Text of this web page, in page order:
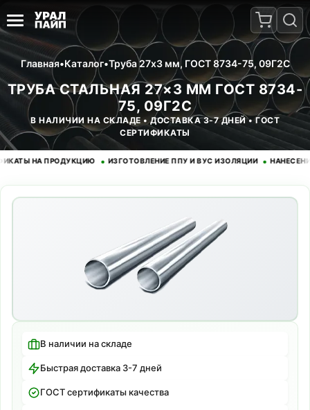
Главная•Каталог•Труба 27x3 мм, ГОСТ 8734-75, 09Г2С
ТРУБА СТАЛЬНАЯ 27×3 ММ ГОСТ 8734-
75, 09Г2С
В НАЛИЧИИ НА СКЛАДЕ • ДОСТАВКА 3-7 ДНЕЙ • ГОСТ
СЕРТИФИКАТЫ
НА ПРОДУКЦИЮ • ИЗГОТОВЛЕНИЕ ППУ И ВУС ИЗОЛЯЦИИ • НАНЕСЕНИЕ
В наличии на складе
Быстрая доставка 3-7 дней
ГОСТ сертификаты качества